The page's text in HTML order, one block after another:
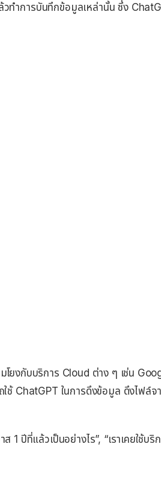
วทำการบันทึกข้อมูลเหล่านั้น ซึ่ง
มโยงกับบริการ Cloud ต่าง ๆ เช่น
ช้ ChatGPT ในการดึงข้อมูล ดึงไฟล์
ส 1 ปีที่แล้วเป็นอย่างไร”, “เราเคยใช้